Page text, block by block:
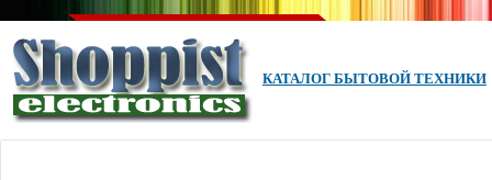
КАТАЛОГ БЫТОВОЙ ТЕХНИКИ